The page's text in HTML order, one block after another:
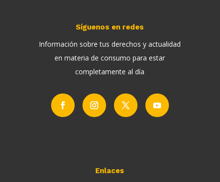
Síguenos en redes
Información sobre tus derechos y actualidad
en materia de consumo para estar
completamente al día
Enlaces